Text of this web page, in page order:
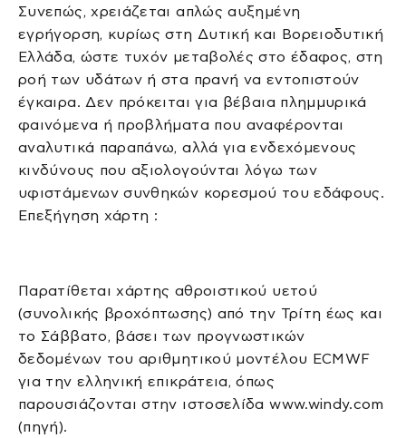
Συνεπώς, χρειάζεται απλώς αυξημένη
εγρήγορση, κυρίως στη Δυτική και Βορειοδυτική
Ελλάδα, ώστε τυχόν μεταβολές στο έδαφος, στη
ροή των υδάτων ή στα πρανή να εντοπιστούν
έγκαιρα. Δεν πρόκειται για βέβαια πλημμυρικά
φαινόμενα ή προβλήματα που αναφέρονται
αναλυτικά παραπάνω, αλλά για ενδεχόμενους
κινδύνους που αξιολογούνται λόγω των
υφιστάμενων συνθηκών κορεσμού του εδάφους.
Επεξήγηση χάρτη :
Παρατίθεται χάρτης αθροιστικού υετού
(συνολικής βροχόπτωσης) από την Τρίτη έως και
το Σάββατο, βάσει των προγνωστικών
δεδομένων του αριθμητικού μοντέλου ECMWF
για την ελληνική επικράτεια, όπως
παρουσιάζονται στην ιστοσελίδα www.windy.com
(πηγή).